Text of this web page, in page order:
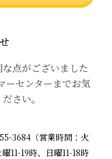
点がございました
ーセンターまでお気
さい。
3684 （営業時間：火
11-19時、日曜11-18時